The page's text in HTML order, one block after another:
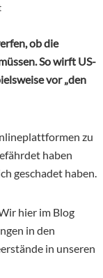
ob die
So wirft US-
vor „den
zu
haben
geschadet haben.
hier im Blog
in den
in unseren